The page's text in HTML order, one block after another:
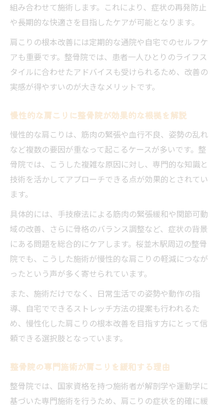
組み合わせて施術します。これにより、症状の再発防止
や長期的な快適さを目指したケアが可能となります。
肩こりの根本改善には定期的な通院や自宅でのセルフケ
アも重要です。整骨院では、患者一人ひとりのライフス
タイルに合わせたアドバイスも受けられるため、改善の
実感が得やすいのが大きなメリットです。
慢性的な肩こりに整骨院が効果的な根拠を解説
慢性的な肩こりは、筋肉の緊張や血行不良、姿勢の乱れ
など複数の要因が重なって起こるケースが多いです。整
骨院では、こうした複雑な原因に対し、専門的な知識と
技術を活かしてアプローチできる点が効果的とされてい
ます。
具体的には、手技療法による筋肉の緊張緩和や関節可動
域の改善、さらに骨格のバランス調整など、症状の背景
にある問題を総合的にケアします。桜並木駅周辺の整骨
院でも、こうした施術が慢性的な肩こりの軽減につなが
ったという声が多く寄せられています。
また、施術だけでなく、日常生活での姿勢や動作の指
導、自宅でできるストレッチ方法の提案も行われるた
め、慢性化した肩こりの根本改善を目指す方にとって信
頼できる選択肢となっています。
整骨院の専門施術が肩こりを緩和する理由
整骨院では、国家資格を持つ施術者が解剖学や運動学に
基づいた専門施術を行うため、肩こりの症状を的確に緩